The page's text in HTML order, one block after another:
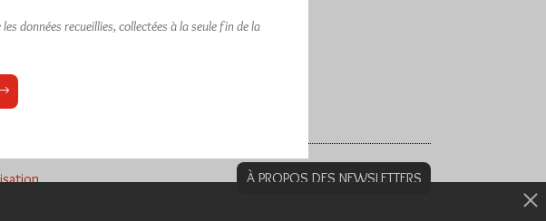
À PROPOS DES NEWSLETTERS
données recueillies, collectées à la seule fin de la